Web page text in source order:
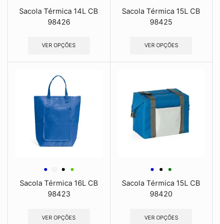
Sacola Térmica 14L CB
98426
VER OPÇÕES
Sacola Térmica 15L CB
98425
VER OPÇÕES
Sacola Térmica 16L CB
98423
VER OPÇÕES
Sacola Térmica 15L CB
98420
VER OPÇÕES